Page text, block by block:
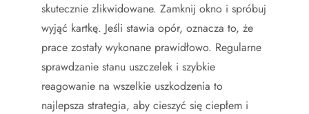
skutecznie zlikwidowane. Zamknij okno i spróbuj
wyjąć kartkę. Jeśli stawia opór, oznacza to, że
prace zostały wykonane prawidłowo. Regularne
sprawdzanie stanu uszczelek i szybkie
reagowanie na wszelkie uszkodzenia to
najlepsza strategia, aby cieszyć się ciepłem i